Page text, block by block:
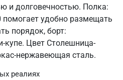
и долговечностью. Полка:
удобно размещать
порядок, борт:
купе. Цвет Столешница-
нержавеющая сталь.
реалиях